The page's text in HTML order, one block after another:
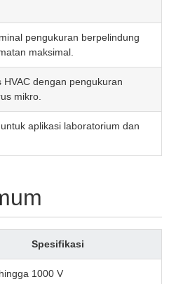
pengukuran berpelindung
maksimal.
HVAC dengan pengukuran
mikro.
aplikasi laboratorium dan
Spesifikasi
1000 V